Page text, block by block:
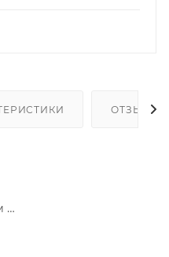
ОТЗЫВЫ